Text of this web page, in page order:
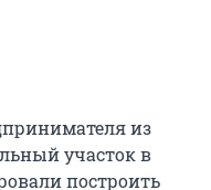
из
участок в
построить